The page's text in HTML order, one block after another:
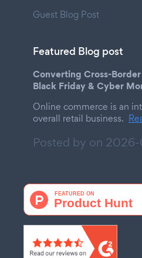
Guest Blog Post
Featured Blog post
Converting Cross-
Black Friday & Cyber
Online commerce is an
overall retail business.
Posted by on